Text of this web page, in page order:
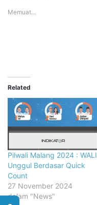
Memuat...
Related
Pilwali Malang 2024 : WALI
Unggul Berdasar Quick
Count
27 November 2024
dalam "News"